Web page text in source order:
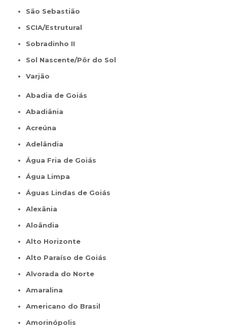
São Sebastião
SCIA/Estrutural
Sobradinho II
Sol Nascente/Pôr do Sol
Varjão
Abadia de Goiás
Abadiânia
Acreúna
Adelândia
Água Fria de Goiás
Água Limpa
Águas Lindas de Goiás
Alexânia
Aloândia
Alto Horizonte
Alto Paraíso de Goiás
Alvorada do Norte
Amaralina
Americano do Brasil
Amorinópolis